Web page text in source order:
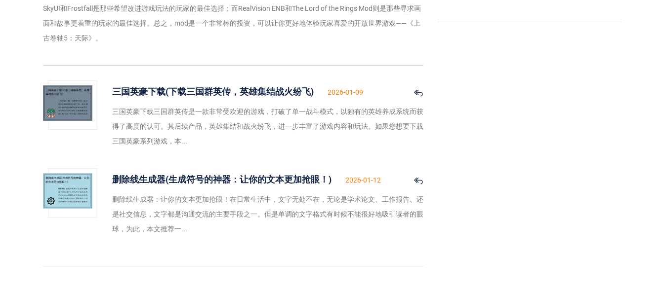
SkyUI和Frostfall是那些希望改进游戏玩法的玩家的最佳选择；而RealVision ENB和The Lord of the Rings Mod则是那些寻求画
面和故事更着重的玩家的最佳选择。总之，mod是一个非常棒的投资，可以让你更好地体验玩家喜爱的开放世界游戏——《上
古卷轴5：天际》。
三国英豪下载(下载三国群英传，英雄集结战火纷飞) 2026-01-09
三国英豪下载三国群英传是一款非常受欢迎的游戏，打破了单一战斗模式，以独有的英雄养成系统而获
得了高度的认可。其后续产品，英雄集结和战火纷飞，进一步丰富了游戏内容和玩法。如果您想要下载
三国英豪系列游戏，本...
删除线生成器(生成符号的神器：让你的文本更加抢眼！) 2026-01-12
删除线生成器：让你的文本更加抢眼！在日常生活中，文字无处不在，无论是学术论文、工作报告、还
是社交信息，文字都是沟通交流的主要手段之一。但是单调的文字格式有时候不能很好地吸引读者的眼
球，为此，本文推荐一...